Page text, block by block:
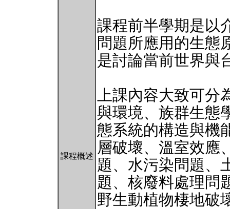
課程概述
課程前半學期是以
問題所應用的生態
是討論當前世界與
上課內容大致可分
與環境、族群生態
態系統的構造與機
層破壞、溫室效應
題、水污染問題、
題、核廢料處理問
野生動植物棲地破